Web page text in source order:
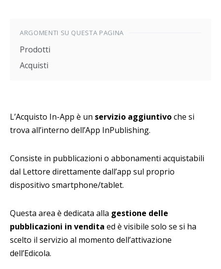
ARGOMENTI SU QUESTA PAGINA
Prodotti
Acquisti
L’Acquisto In-App è un servizio aggiuntivoche si
trova all’interno dell’App InPublishing.
Consiste in pubblicazioni o abbonamenti acquistabili
dal Lettore direttamente dall’app sul proprio
dispositivo smartphone/tablet.
Questa area è dedicata alla gestione delle
pubblicazioni in vendita ed è visibile solo se si ha
scelto il servizio al momento dell’attivazione
dell’Edicola.